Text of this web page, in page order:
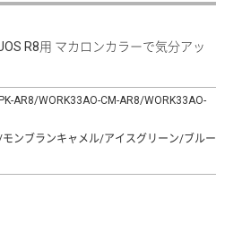
R8用 マカロンカラーで気分アッ
AR8/WORK33AO-CM-AR8/WORK33AO-
ンブランキャメル/アイスグリーン/ブルー